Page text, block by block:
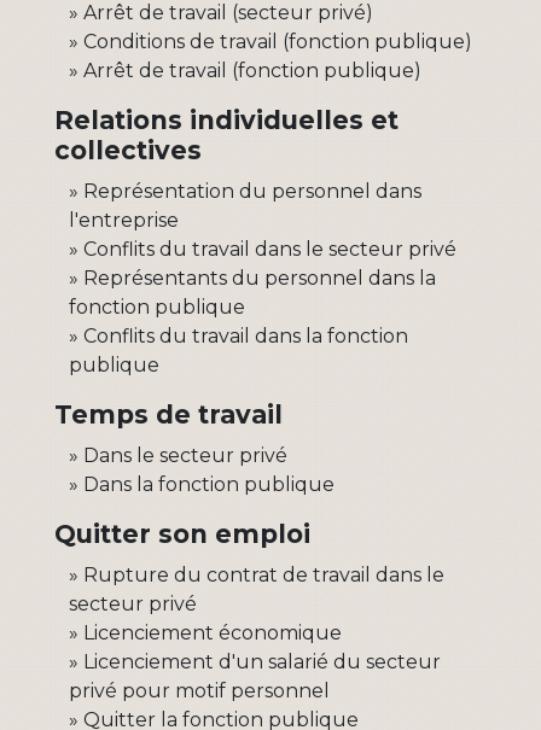
Arrêt de travail (secteur privé)
Conditions de travail (fonction publique)
Arrêt de travail (fonction publique)
Relations individuelles et
collectives
Représentation du personnel dans
l'entreprise
Conflits du travail dans le secteur privé
Représentants du personnel dans la
fonction publique
Conflits du travail dans la fonction
publique
Temps de travail
Dans le secteur privé
Dans la fonction publique
Quitter son emploi
Rupture du contrat de travail dans le
secteur privé
Licenciement économique
Licenciement d'un salarié du secteur
privé pour motif personnel
Quitter la fonction publique